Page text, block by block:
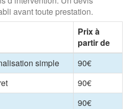
avant toute prestation.
Prix à
partir de
simple
90€
90€
90€